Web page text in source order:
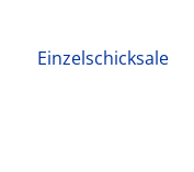
Einzelschicksale